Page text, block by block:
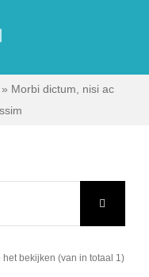
» Morbi dictum, nisi ac
het bekijken (van in totaal 1)